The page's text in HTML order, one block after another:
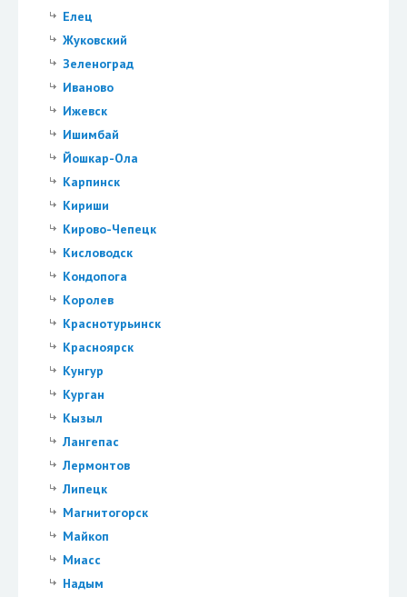
Елец
Жуковский
Зеленоград
Иваново
Ижевск
Ишимбай
Йошкар-Ола
Карпинск
Кириши
Кирово-Чепецк
Кисловодск
Кондопога
Королев
Краснотурьинск
Красноярск
Кунгур
Курган
Кызыл
Лангепас
Лермонтов
Липецк
Магнитогорск
Майкоп
Миасс
Надым